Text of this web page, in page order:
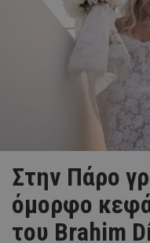
Στην Πάρο
όμορφο
του Brahim